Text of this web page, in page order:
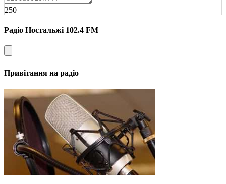
250
Радіо Ностальжі 102.4 FM
Привітання на радіо